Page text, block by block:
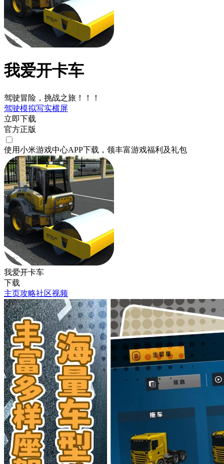
我爱开卡车
驾驶冒险，挑战之旅！！！
驾驶模拟写实横屏
立即下载
官方正版
使用小米游戏中心APP下载 ，领丰富游戏福利 及礼包
我爱开卡车
下载
主页攻略社区视频